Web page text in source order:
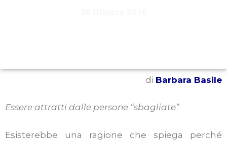
di Barbara Basile
Essere attratti dalle persone “sbagliate”
Esisterebbe una ragione che spiega perché